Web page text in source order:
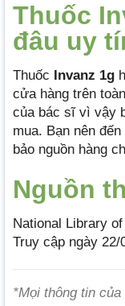
Thuốc
đâu uy
Thuốc Invanz 1g
cửa hàng trên
của bác sĩ vì vậy
mua. Bạn nên
bảo nguồn hàng
Nguồn
National Library
Truy cập ngày 22/
*Mọi thông tin